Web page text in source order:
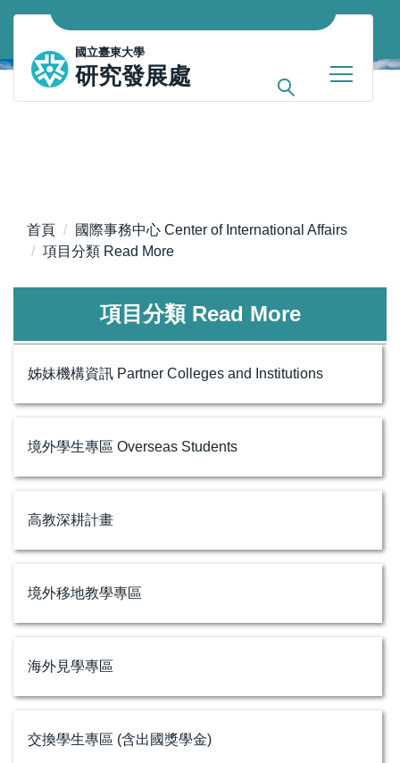
跳
主
內
國立臺東大學
研究發展處
首頁
國際事務中心 Center of International Affairs
項目分類 Read More
項目分類 Read More
姊妹機構資訊 Partner Colleges and Institutions
境外學生專區 Overseas Students
高教深耕計畫
境外移地教學專區
海外見學專區
交換學生專區 (含出國獎學金)